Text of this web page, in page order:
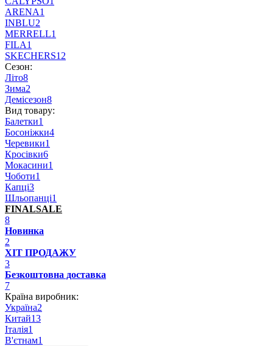
ARENA1
INBLU2
MERRELL1
FILA1
SKECHERS12
Сезон:
Літо8
Зима2
Демісезон8
Вид товару:
Балетки1
Босоніжки4
Черевики1
Кросівки6
Мокасини1
Чоботи1
Капці3
Шльопанці1
FINALSALE
8
Новинка
2
ХІТ ПРОДАЖУ
3
Безкоштовна доставка
7
Країна виробник:
Україна2
Китай13
Італія1
В'єтнам1